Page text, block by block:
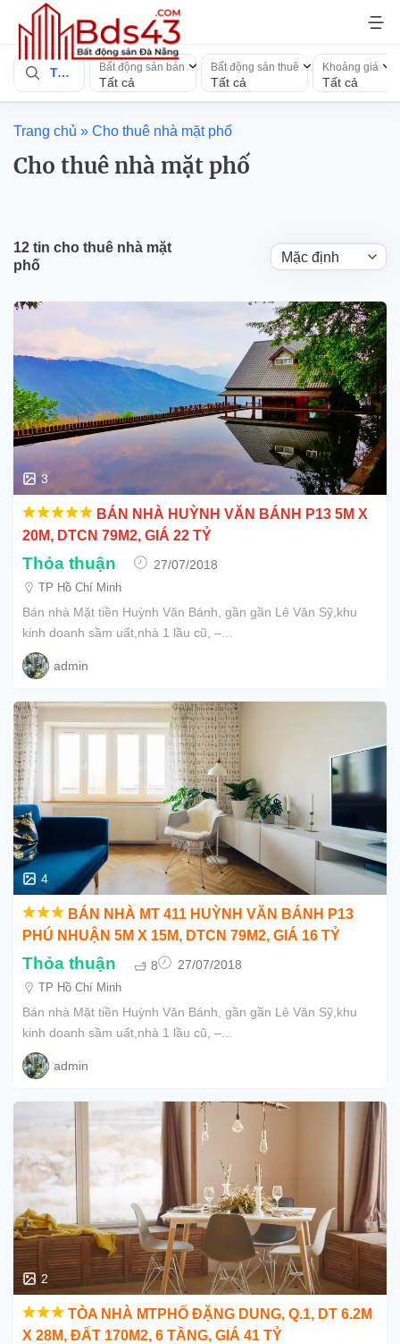
qua
dung
Toàn quốc Bất động sản bán
Tất cả
Bất động sản thuê
Tất cả
Khoảng giá
Tất cả
Trang chủ » Cho thuê nhà mặt phố
Cho thuê nhà mặt phố
12 tin cho thuê nhà mặt
phố
3
BÁN NHÀ HUỲNH VĂN BÁNH P13 5M X
20M, DTCN 79M2, GIÁ 22 TỶ
Thỏa thuận
27/07/2018
TP Hồ Chí Minh
Bán nhà Mặt tiền Huỳnh Văn Bánh, gần gần Lê Văn Sỹ,khu
kinh doanh sầm uất,nhà 1 lầu cũ, –...
admin
4
BÁN NHÀ MT 411 HUỲNH VĂN BÁNH P13
PHÚ NHUẬN 5M X 15M, DTCN 79M2, GIÁ 16 TỶ
Thỏa thuận 8
27/07/2018
TP Hồ Chí Minh
Bán nhà Mặt tiền Huỳnh Văn Bánh, gần gần Lê Văn Sỹ,khu
kinh doanh sầm uất,nhà 1 lầu cũ, –...
admin
2
TÒA NHÀ MTPHỐ ĐẶNG DUNG, Q.1, DT 6.2M
X 28M, ĐẤT 170M2, 6 TẦNG, GIÁ 41 TỶ